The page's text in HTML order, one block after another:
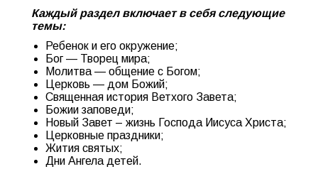
Каждый раздел включает в себя следующие
темы:
Ребенок и его окружение;
Бог — Творец мира;
Молитва — общение с Богом;
Церковь — дом Божий;
Священная история Ветхого Завета;
Божии заповеди;
Новый Завет – жизнь Господа Иисуса Христа;
Церковные праздники;
Жития святых;
Дни Ангела детей.